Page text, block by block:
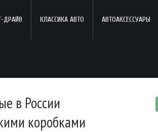
ДРАЙВ КЛАССИКА АВТО АВТОАКСЕССУАРЫ
в России
коробками